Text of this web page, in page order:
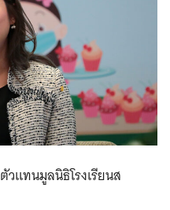
ตัวแทนมูลนิธิโรงเรียนส